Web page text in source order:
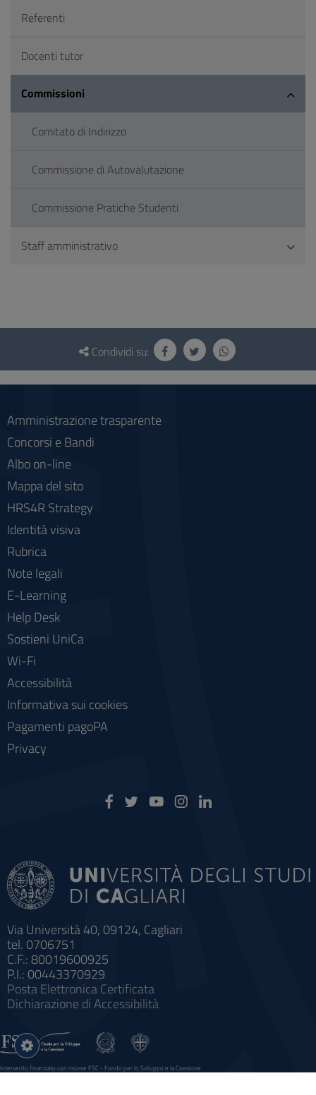
Referenti
Docenti tutor
Commissioni
Comitato di Indirizzo
Commissione di Autovalutazione
Commissione Pratiche Studenti
Staff amministrativo
Questionario
social
Condividi su:
Via Università 40, 09124, Cagliari
tel. 0706751
C.F.: 80019600925
P.I.: 00443370929
Posta Elettronica Certificata
Dichiarazione di Accessibilità
Amministrazione trasparente
Concorsi e Bandi
Albo on-line
Mappa del sito
HRS4R Strategy
Identità visiva
Rubrica
Note legali
E-Learning
Help Desk
Sostieni UniCa
Wi-Fi
Accessibilità
Informativa sui cookies
Pagamenti pagoPA
Privacy
Intervento finanziato con risorse FSC - Fondo per lo Sviluppo e la Coesione
Sistema informatico gestionale integrato a supporto della didattica e della ricerca e potenziamento dei servizi online
Impostazioni
cookie